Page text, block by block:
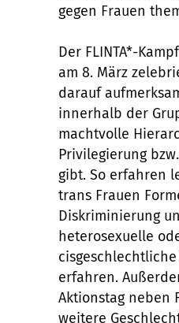
gegen Frauen
Der FLINTA*-
am 8. März
darauf
innerhalb der
machtvolle
Privilegierung
gibt. So erfahren
trans Frauen
Diskriminierung
heterosexuelle
erfahren.
Aktionstag neben
weitere